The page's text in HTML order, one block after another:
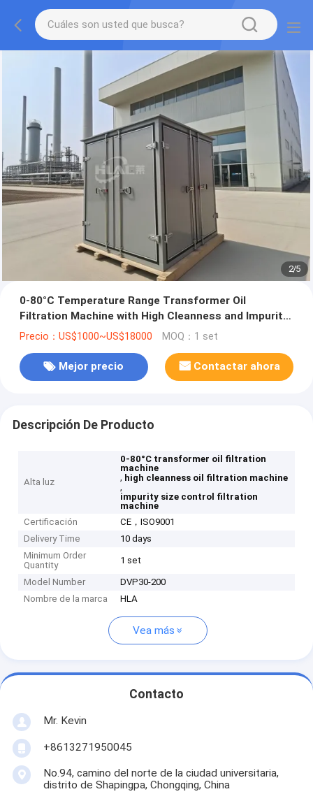
2/5
0-80°C Temperature Range Transformer Oil
Filtration Machine with High Cleanness and Impurity
Size Control
Precio：US$1000~US$18000 MOQ：1 set
Mejor precio Contactar ahora
Descripción De Producto
Alta luz
0-80°C transformer oil filtration
machine
, high cleanness oil filtration machine
,
impurity size control filtration
machine
Certificación
CE，ISO9001
Delivery Time
10 days
Minimum Order
Quantity
1 set
Model Number
DVP30-200
Nombre de la marca
HLA
Vea más
Contacto
Mr. Kevin
+8613271950045
No.94, camino del norte de la ciudad universitaria,
distrito de Shapingpa, Chongqing, China